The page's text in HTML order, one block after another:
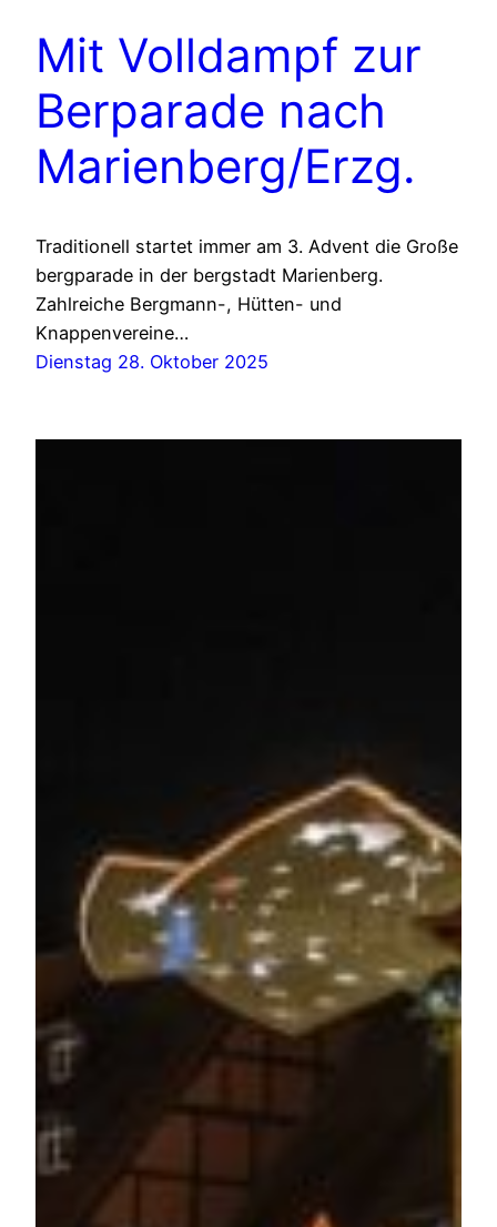
Mit Volldampf zur
Berparade nach
Marienberg/Erzg.
Traditionell startet immer am 3. Advent die Große
bergparade in der bergstadt Marienberg.
Zahlreiche Bergmann-, Hütten- und
Knappenvereine…
Dienstag 28. Oktober 2025